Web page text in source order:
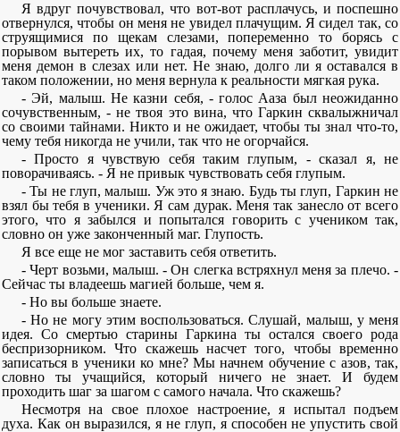
Я вдруг почувствовал, что вот-вот расплачусь, и поспешно
отвернулся, чтобы он меня не увидел плачущим. Я сидел так, со
струящимися по щекам слезами, попеременно то борясь с
порывом вытереть их, то гадая, почему меня заботит, увидит
меня демон в слезах или нет. Не знаю, долго ли я оставался в
таком положении, но меня вернула к реальности мягкая рука.
- Эй, малыш. Не казни себя, - голос Ааза был неожиданно
сочувственным, - не твоя это вина, что Гаркин сквалыжничал
со своими тайнами. Никто и не ожидает, чтобы ты знал что-то,
чему тебя никогда не учили, так что не огорчайся.
- Просто я чувствую себя таким глупым, - сказал я, не
поворачиваясь. - Я не привык чувствовать себя глупым.
- Ты не глуп, малыш. Уж это я знаю. Будь ты глуп, Гаркин не
взял бы тебя в ученики. Я сам дурак. Меня так занесло от всего
этого, что я забылся и попытался говорить с учеником так,
словно он уже законченный маг. Глупость.
Я все еще не мог заставить себя ответить.
- Черт возьми, малыш. - Он слегка встряхнул меня за плечо. -
Сейчас ты владеешь магией больше, чем я.
- Но вы больше знаете.
- Но не могу этим воспользоваться. Слушай, малыш, у меня
идея. Со смертью старины Гаркина ты остался своего рода
беспризорником. Что скажешь насчет того, чтобы временно
записаться в ученики ко мне? Мы начнем обучение с азов, так,
словно ты учащийся, который ничего не знает. И будем
проходить шаг за шагом с самого начала. Что скажешь?
Несмотря на свое плохое настроение, я испытал подъем
духа. Как он выразился, я не глуп, я способен не упустить свой